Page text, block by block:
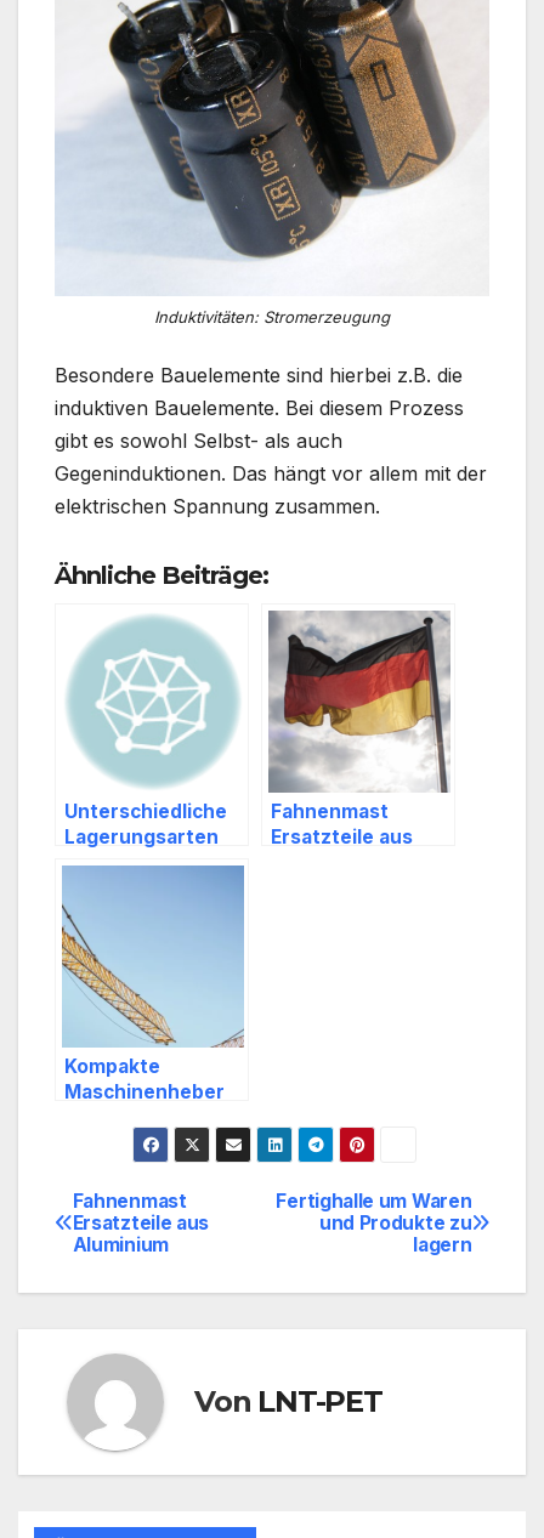
Induktivitäten: Stromerzeugung
Besondere Bauelemente sind hierbei z.B. die
induktiven Bauelemente. Bei diesem Prozess
gibt es sowohl Selbst- als auch
Gegeninduktionen. Das hängt vor allem mit der
elektrischen Spannung zusammen.
Ähnliche Beiträge:
Unterschiedliche
Lagerungsarten
Fahnenmast
Ersatzteile aus
Kompakte
Maschinenheber
Handwerk
Beitragsnavigation
Fertighalle um Waren
und Produkte zu
lagern
Fahnenmast
Ersatzteile aus
Aluminium
Von LNT-PET